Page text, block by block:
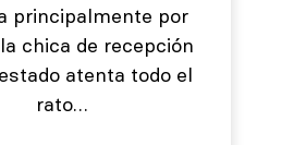
principalmente por
chica de recepción
atenta todo el
rato…